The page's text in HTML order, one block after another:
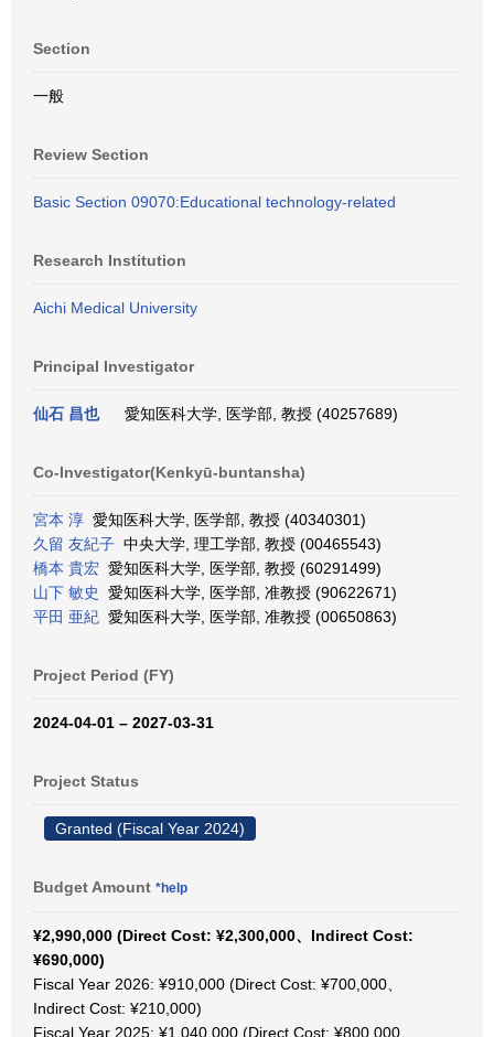
Section
一般
Review Section
Basic Section 09070:Educational technology-related
Research Institution
Aichi Medical University
Principal Investigator
仙石 昌也 愛知医科大学, 医学部, 教授 (40257689)
Co-Investigator(Kenkyū-buntansha)
宮本 淳 愛知医科大学, 医学部, 教授 (40340301)
久留 友紀子 中央大学, 理工学部, 教授 (00465543)
橋本 貴宏 愛知医科大学, 医学部, 教授 (60291499)
山下 敏史
愛知医科大学, 医学部, 准教授 (90622671)
平田 亜紀 愛知医科大学, 医学部, 准教授 (00650863)
Project Period (FY)
2024-04-01 – 2027-03-31
Project Status
Granted (Fiscal Year 2024)
Budget Amount *help
¥2,990,000 (Direct Cost: ¥2,300,000、Indirect Cost:
¥690,000)
Fiscal Year 2026: ¥910,000 (Direct Cost: ¥700,000、
Indirect Cost: ¥210,000)
Fiscal Year 2025: ¥1,040,000 (Direct Cost: ¥800,000、